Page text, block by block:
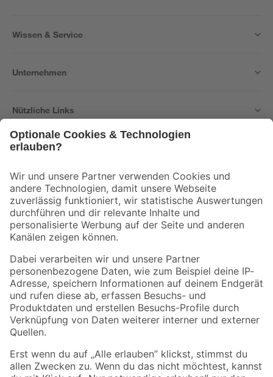
Wissen & Service
Unternehmen
Nützliche Links
Der toom Newsletter: Keine Angebote und Aktionen mehr verpassen!
Zur Newsletter Anmeldung
Folge uns
Zahlungsarten Versandarten
Sicher einkaufen